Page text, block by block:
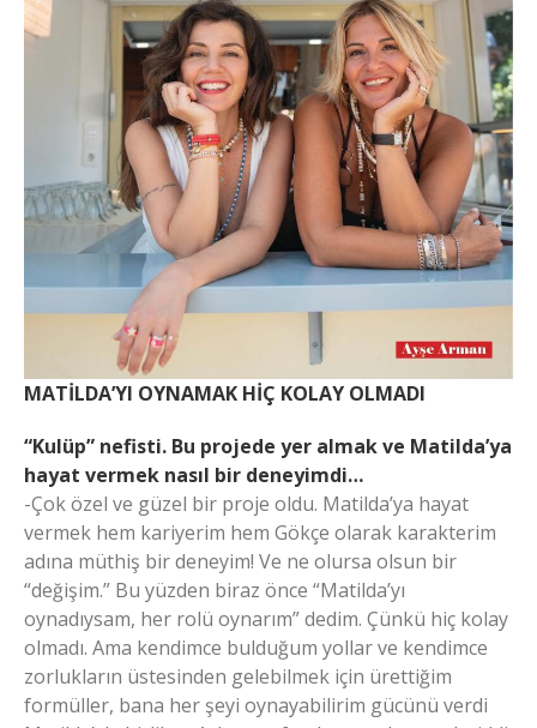
MATİLDA’YI OYNAMAK HİÇ KOLAY OLMADI
“Kulüp” nefisti. Bu projede yer almak ve Matilda’ya
hayat vermek nasıl bir deneyimdi…
-Çok özel ve güzel bir proje oldu. Matilda’ya hayat
vermek hem kariyerim hem Gökçe olarak karakterim
adına müthiş bir deneyim! Ve ne olursa olsun bir
“değişim.” Bu yüzden biraz önce “Matilda’yı
oynadıysam, her rolü oynarım” dedim. Çünkü hiç kolay
olmadı. Ama kendimce bulduğum yollar ve kendimce
zorlukların üstesinden gelebilmek için ürettiğim
formüller, bana her şeyi oynayabilirim gücünü verdi